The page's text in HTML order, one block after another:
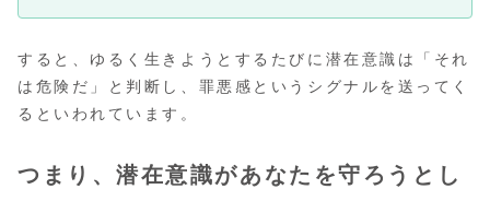
すると、ゆるく生きようとするたびに潜在意識は「それ
は危険だ」と判断し、罪悪感というシグナルを送ってく
るといわれています。
つまり、潜在意識があなたを守ろうとし